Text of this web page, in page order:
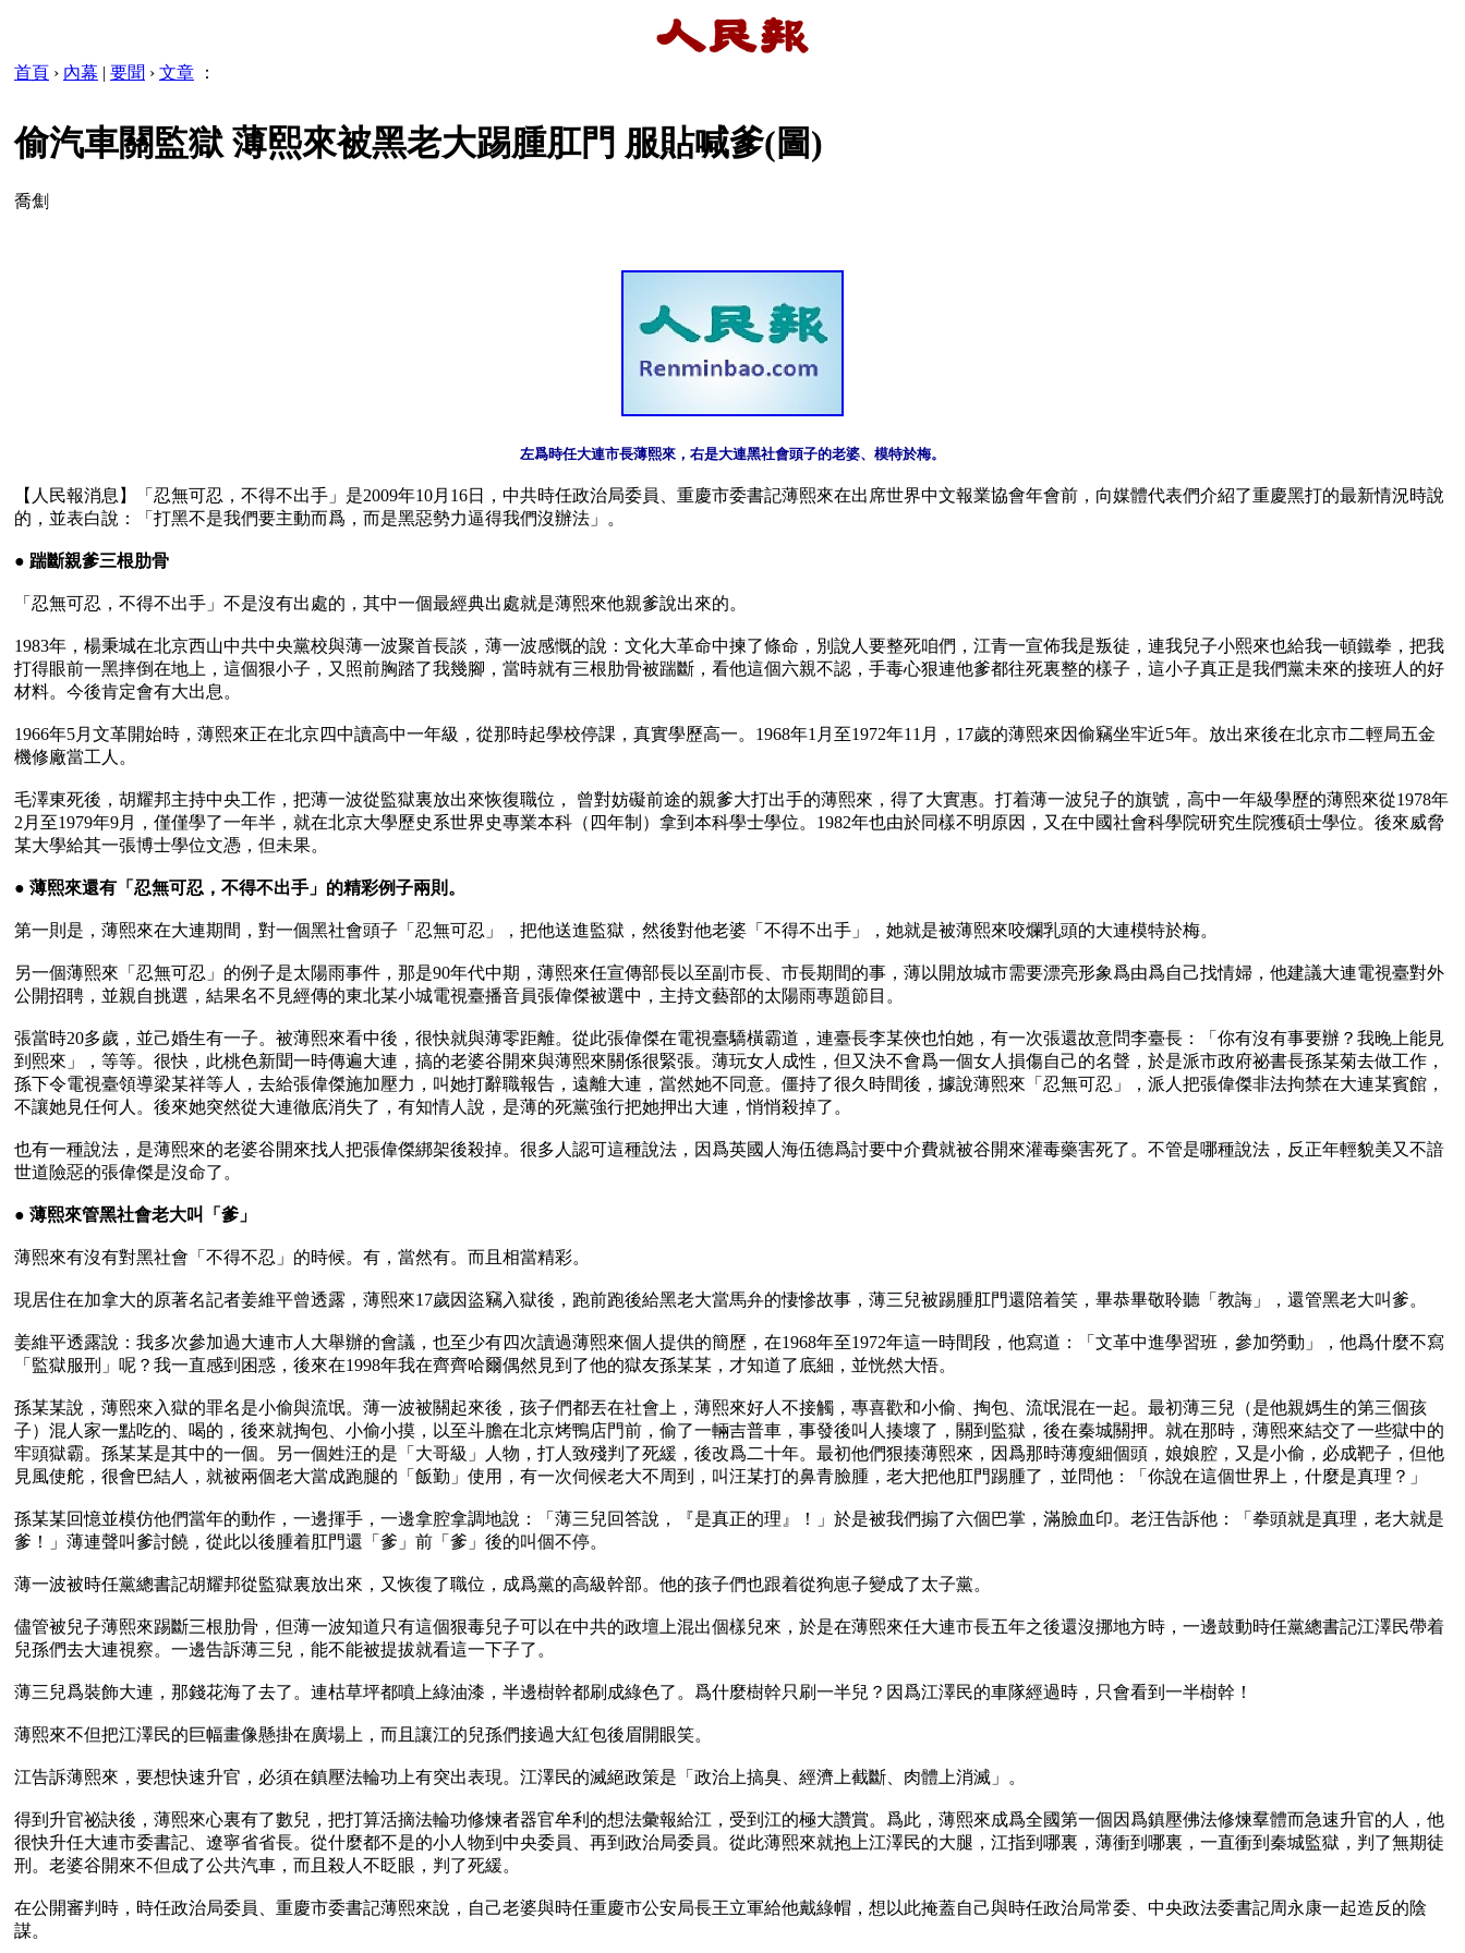
首頁 › 內幕 | 要聞 › 文章 ：
偷汽車關監獄 薄熙來被黑老大踢腫肛門 服貼喊爹(圖)
喬劁
左爲時任大連市長薄熙來，右是大連黑社會頭子的老婆、模特於梅。
【人民報消息】「忍無可忍，不得不出手」是2009年10月16日，中共時任政治局委員、重慶市委書記薄熙來在出席世界中文報業協會年會前，向媒體代表們介紹了重慶黑打的最新情況時說
的，並表白說：「打黑不是我們要主動而爲，而是黑惡勢力逼得我們沒辦法」。
● 踹斷親爹三根肋骨
「忍無可忍，不得不出手」不是沒有出處的，其中一個最經典出處就是薄熙來他親爹說出來的。
1983年，楊秉城在北京西山中共中央黨校與薄一波聚首長談，薄一波感慨的說：文化大革命中揀了條命，別說人要整死咱們，江青一宣佈我是叛徒，連我兒子小熙來也給我一頓鐵拳，把我
打得眼前一黑摔倒在地上，這個狠小子，又照前胸踏了我幾腳，當時就有三根肋骨被踹斷，看他這個六親不認，手毒心狠連他爹都往死裏整的樣子，這小子真正是我們黨未來的接班人的好
材料。今後肯定會有大出息。
1966年5月文革開始時，薄熙來正在北京四中讀高中一年級，從那時起學校停課，真實學歷高一。1968年1月至1972年11月，17歲的薄熙來因偷竊坐牢近5年。放出來後在北京市二輕局五金
機修廠當工人。
毛澤東死後，胡耀邦主持中央工作，把薄一波從監獄裏放出來恢復職位， 曾對妨礙前途的親爹大打出手的薄熙來，得了大實惠。打着薄一波兒子的旗號，高中一年級學歷的薄熙來從1978年
2月至1979年9月，僅僅學了一年半，就在北京大學歷史系世界史專業本科（四年制）拿到本科學士學位。1982年也由於同樣不明原因，又在中國社會科學院研究生院獲碩士學位。後來威脅
某大學給其一張博士學位文憑，但未果。
● 薄熙來還有「忍無可忍，不得不出手」的精彩例子兩則。
第一則是，薄熙來在大連期間，對一個黑社會頭子「忍無可忍」，把他送進監獄，然後對他老婆「不得不出手」，她就是被薄熙來咬爛乳頭的大連模特於梅。
另一個薄熙來「忍無可忍」的例子是太陽雨事件，那是90年代中期，薄熙來任宣傳部長以至副市長、市長期間的事，薄以開放城市需要漂亮形象爲由爲自己找情婦，他建議大連電視臺對外
公開招聘，並親自挑選，結果名不見經傳的東北某小城電視臺播音員張偉傑被選中，主持文藝部的太陽雨專題節目。
張當時20多歲，並己婚生有一子。被薄熙來看中後，很快就與薄零距離。從此張偉傑在電視臺驕橫霸道，連臺長李某俠也怕她，有一次張還故意問李臺長：「你有沒有事要辦？我晚上能見
到熙來」，等等。很快，此桃色新聞一時傳遍大連，搞的老婆谷開來與薄熙來關係很緊張。薄玩女人成性，但又決不會爲一個女人損傷自己的名聲，於是派市政府祕書長孫某菊去做工作，
孫下令電視臺領導梁某祥等人，去給張偉傑施加壓力，叫她打辭職報告，遠離大連，當然她不同意。僵持了很久時間後，據說薄熙來「忍無可忍」，派人把張偉傑非法拘禁在大連某賓館，
不讓她見任何人。後來她突然從大連徹底消失了，有知情人說，是薄的死黨強行把她押出大連，悄悄殺掉了。
也有一種說法，是薄熙來的老婆谷開來找人把張偉傑綁架後殺掉。很多人認可這種說法，因爲英國人海伍德爲討要中介費就被谷開來灌毒藥害死了。不管是哪種說法，反正年輕貌美又不諳
世道險惡的張偉傑是沒命了。
● 薄熙來管黑社會老大叫「爹」
薄熙來有沒有對黑社會「不得不忍」的時候。有，當然有。而且相當精彩。
現居住在加拿大的原著名記者姜維平曾透露，薄熙來17歲因盜竊入獄後，跑前跑後給黑老大當馬弁的悽慘故事，薄三兒被踢腫肛門還陪着笑，畢恭畢敬聆聽「教誨」，還管黑老大叫爹。
姜維平透露說：我多次參加過大連市人大舉辦的會議，也至少有四次讀過薄熙來個人提供的簡歷，在1968年至1972年這一時間段，他寫道：「文革中進學習班，參加勞動」，他爲什麼不寫
「監獄服刑」呢？我一直感到困惑，後來在1998年我在齊齊哈爾偶然見到了他的獄友孫某某，才知道了底細，並恍然大悟。
孫某某說，薄熙來入獄的罪名是小偷與流氓。薄一波被關起來後，孩子們都丟在社會上，薄熙來好人不接觸，專喜歡和小偷、掏包、流氓混在一起。最初薄三兒（是他親媽生的第三個孩
子）混人家一點吃的、喝的，後來就掏包、小偷小摸，以至斗膽在北京烤鴨店門前，偷了一輛吉普車，事發後叫人揍壞了，關到監獄，後在秦城關押。就在那時，薄熙來結交了一些獄中的
牢頭獄霸。孫某某是其中的一個。另一個姓汪的是「大哥級」人物，打人致殘判了死緩，後改爲二十年。最初他們狠揍薄熙來，因爲那時薄瘦細個頭，娘娘腔，又是小偷，必成靶子，但他
見風使舵，很會巴結人，就被兩個老大當成跑腿的「飯勤」使用，有一次伺候老大不周到，叫汪某打的鼻青臉腫，老大把他肛門踢腫了，並問他：「你說在這個世界上，什麼是真理？」
孫某某回憶並模仿他們當年的動作，一邊揮手，一邊拿腔拿調地說：「薄三兒回答說，『是真正的理』！」於是被我們搧了六個巴掌，滿臉血印。老汪告訴他：「拳頭就是真理，老大就是
爹！」薄連聲叫爹討饒，從此以後腫着肛門還「爹」前「爹」後的叫個不停。
薄一波被時任黨總書記胡耀邦從監獄裏放出來，又恢復了職位，成爲黨的高級幹部。他的孩子們也跟着從狗崽子變成了太子黨。
儘管被兒子薄熙來踢斷三根肋骨，但薄一波知道只有這個狠毒兒子可以在中共的政壇上混出個樣兒來，於是在薄熙來任大連市長五年之後還沒挪地方時，一邊鼓動時任黨總書記江澤民帶着
兒孫們去大連視察。一邊告訴薄三兒，能不能被提拔就看這一下子了。
薄三兒爲裝飾大連，那錢花海了去了。連枯草坪都噴上綠油漆，半邊樹幹都刷成綠色了。爲什麼樹幹只刷一半兒？因爲江澤民的車隊經過時，只會看到一半樹幹！
薄熙來不但把江澤民的巨幅畫像懸掛在廣場上，而且讓江的兒孫們接過大紅包後眉開眼笑。
江告訴薄熙來，要想快速升官，必須在鎮壓法輪功上有突出表現。江澤民的滅絕政策是「政治上搞臭、經濟上截斷、肉體上消滅」。
得到升官祕訣後，薄熙來心裏有了數兒，把打算活摘法輪功修煉者器官牟利的想法彙報給江，受到江的極大讚賞。爲此，薄熙來成爲全國第一個因爲鎮壓佛法修煉羣體而急速升官的人，他
很快升任大連市委書記、遼寧省省長。從什麼都不是的小人物到中央委員、再到政治局委員。從此薄熙來就抱上江澤民的大腿，江指到哪裏，薄衝到哪裏，一直衝到秦城監獄，判了無期徒
刑。老婆谷開來不但成了公共汽車，而且殺人不眨眼，判了死緩。
在公開審判時，時任政治局委員、重慶市委書記薄熙來說，自己老婆與時任重慶市公安局長王立軍給他戴綠帽，想以此掩蓋自己與時任政治局常委、中央政法委書記周永康一起造反的陰
謀。